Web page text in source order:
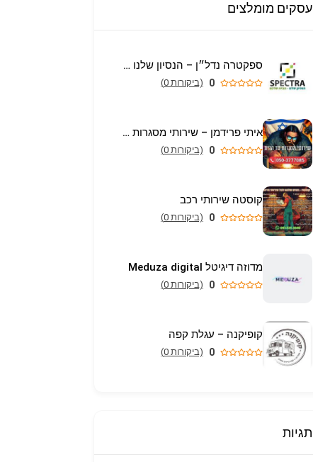
עסקים מומלצים
ספקטרה נדל״ן – הנסיון שלנו הבית שלכם
0 (ביקורות 0)
איתי פרידמן – שירותי מסגרות וריתוך עד הבית באריאל
0 (ביקורות 0)
קוסטה שירותי רכב
0 (ביקורות 0)
מדוזה דיגיטל Meduza digital
0 (ביקורות 0)
קופיקנה – עגלת קפה
0 (ביקורות 0)
תגיות